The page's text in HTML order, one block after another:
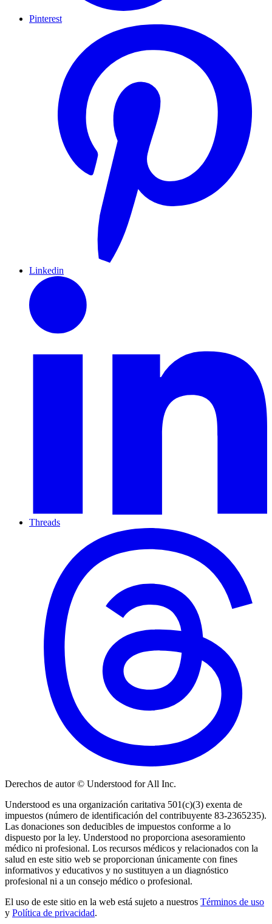
Pinterest
Linkedin
Threads
Derechos de autor © Understood for All Inc.
Understood es una organización caritativa 501(c)(3) exenta de
impuestos (número de identificación del contribuyente 83-2365235).
Las donaciones son deducibles de impuestos conforme a lo
dispuesto por la ley. Understood no proporciona asesoramiento
médico ni profesional. Los recursos médicos y relacionados con la
salud en este sitio web se proporcionan únicamente con fines
informativos y educativos y no sustituyen a un diagnóstico
profesional ni a un consejo médico o profesional.
El uso de este sitio en la web está sujeto a nuestros Términos de uso
y Política de privacidad.